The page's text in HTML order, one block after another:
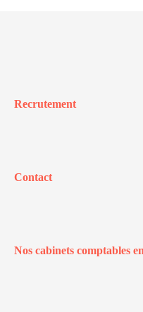
Recrutement
Contact
Nos cabinets comptables